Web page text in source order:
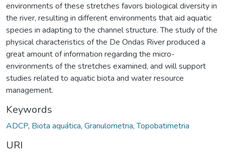
environments of these stretches favors biological diversity in
the river, resulting in different environments that aid aquatic
species in adapting to the channel structure. The study of the
physical characteristics of the De Ondas River produced a
great amount of information regarding the micro-
environments of the stretches examined, and will support
studies related to aquatic biota and water resource
management.
Keywords
ADCP, Biota aquática, Granulometria,Topobatimetria
URI